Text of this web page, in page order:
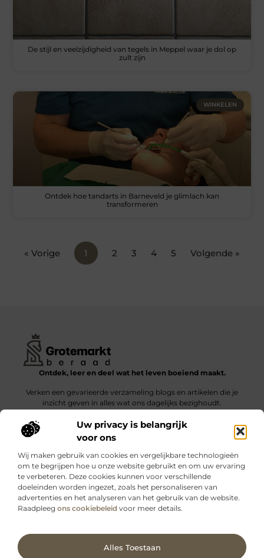
Uw privacy is belangrijk
voor ons
Wij maken gebruik van cookies en vergelijkbare technologieën
om te begrijpen hoe u onze website gebruikt en om uw ervaring
te verbeteren. Deze cookies kunnen voor verschillende
doeleinden worden ingezet, zoals het personaliseren van
advertenties en het analyseren van het gebruik van de website.
Raadpleeg ons cookiebeleid voor meer details.
Alles Toestaan Ga Naar
De stijl en veelzijdigheid van tegels in Meppel waar je dol op
zult zijn
WINKELEN
Ontdek hoe tandarts in Barneveld je glimlach kan
transformeren
« Vorige 1 2 3 4 5 Volgende »
Ontdek, leer en deel wat het leven boeiend maakt.
Verken een gevarieerde verzameling blogs en artikelen die je
inzicht geven in alles wat ons dagelijks bezighoudt.
Bericht categorie
Onze informatie